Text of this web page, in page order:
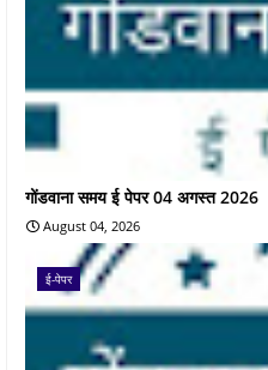
गोंडवाना समय ई पेपर 04 अगस्त 2026
August 04, 2026
ई-पेपर